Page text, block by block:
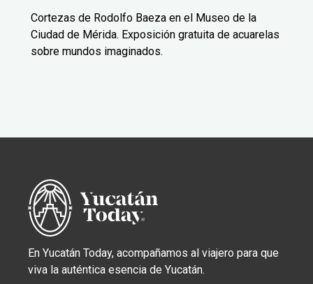
Cortezas de Rodolfo Baeza en el Museo de la
Ciudad de Mérida. Exposición gratuita de acuarelas
sobre mundos imaginados.
En Yucatán Today, acompañamos al viajero para que
viva la auténtica esencia de Yucatán.